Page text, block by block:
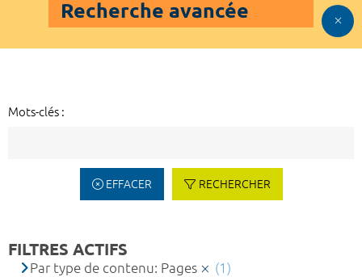
Recherche avancée
Mots-clés :
EFFACER RECHERCHER
FILTRES ACTIFS
Par type de contenu: Pages
(1)